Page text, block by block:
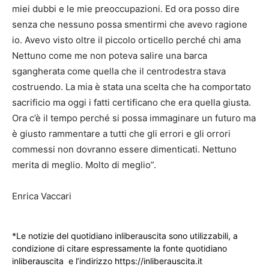
miei dubbi e le mie preoccupazioni. Ed ora posso dire
senza che nessuno possa smentirmi che avevo ragione
io. Avevo visto oltre il piccolo orticello perché chi ama
Nettuno come me non poteva salire una barca
sgangherata come quella che il centrodestra stava
costruendo. La mia è stata una scelta che ha comportato
sacrificio ma oggi i fatti certificano che era quella giusta.
Ora c’è il tempo perché si possa immaginare un futuro ma
è giusto rammentare a tutti che gli errori e gli orrori
commessi non dovranno essere dimenticati. Nettuno
merita di meglio. Molto di meglio”.
Enrica Vaccari
*Le notizie del quotidiano inliberauscita sono utilizzabili, a
condizione di citare espressamente la fonte quotidiano
inliberauscita e l’indirizzo https://inliberauscita.it